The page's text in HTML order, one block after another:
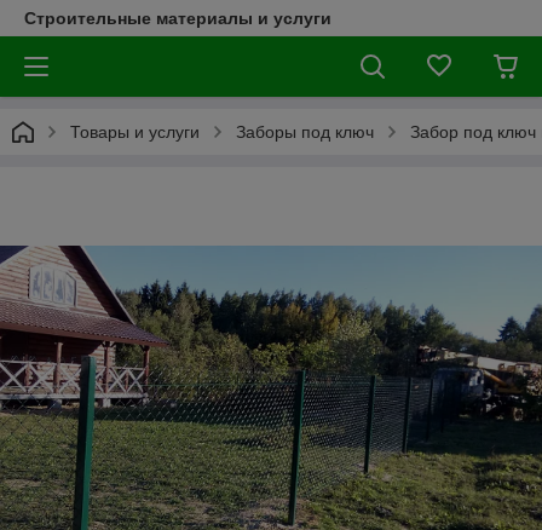
Строительные материалы и услуги
Товары и услуги Заборы под ключ Забор под ключ